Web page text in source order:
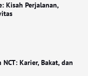
Kisah Perjalanan,
Karier, Bakat, dan